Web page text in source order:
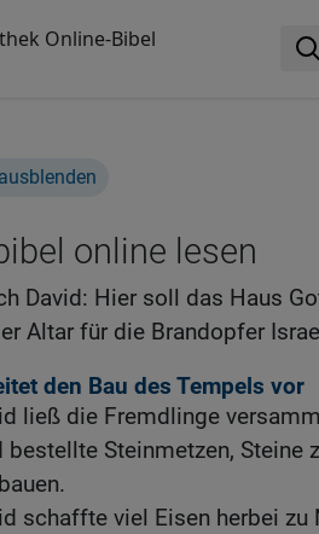
Online-Bibel
online lesen
David: Hier soll das Haus
Altar für die Brandopfer
den Bau des Tempels vor
ließ die Fremdlinge
bestellte Steinmetzen, Steine
schaffte viel Eisen herbei zu